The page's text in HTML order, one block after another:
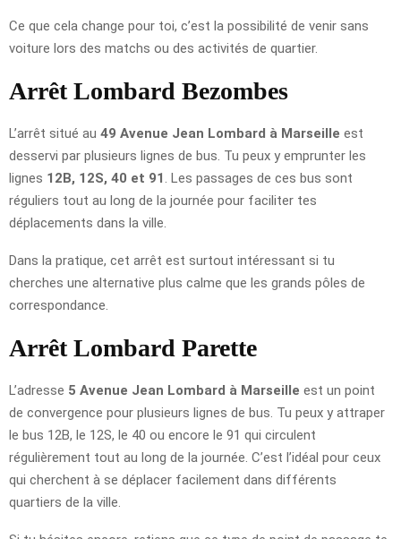
Ce que cela change pour toi, c’est la possibilité de venir sans
voiture lors des matchs ou des activités de quartier.
Arrêt Lombard Bezombes
L’arrêt situé au 49 Avenue Jean Lombard à Marseille est
desservi par plusieurs lignes de bus. Tu peux y emprunter les
lignes 12B, 12S, 40 et 91 . Les passages de ces bus sont
réguliers tout au long de la journée pour faciliter tes
déplacements dans la ville.
Dans la pratique, cet arrêt est surtout intéressant si tu
cherches une alternative plus calme que les grands pôles de
correspondance.
Arrêt Lombard Parette
L’adresse 5 Avenue Jean Lombard à Marseille est un point
de convergence pour plusieurs lignes de bus. Tu peux y attraper
le bus 12B, le 12S, le 40 ou encore le 91 qui circulent
régulièrement tout au long de la journée. C’est l’idéal pour ceux
qui cherchent à se déplacer facilement dans différents
quartiers de la ville.